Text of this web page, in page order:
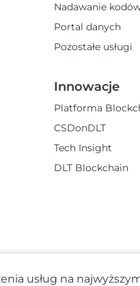
Nadawanie
Portal danych
Pozostałe usługi
Innowacje
Platforma
CSDonDLT
Tech Insight
DLT Blockchain
usług na